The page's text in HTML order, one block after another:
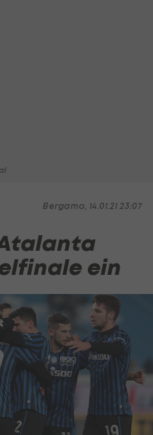
Bergamo, 14.01.21 23:07
ein